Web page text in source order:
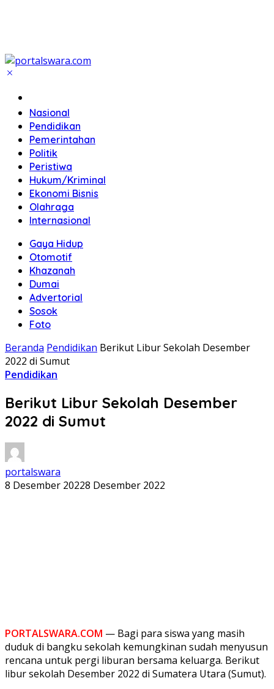
Nasional
Pendidikan
Pemerintahan
Politik
Peristiwa
Hukum/Kriminal
Ekonomi Bisnis
Olahraga
Internasional
Gaya Hidup
Otomotif
Khazanah
Dumai
Advertorial
Sosok
Foto
Beranda Pendidikan Berikut Libur Sekolah Desember
2022 di Sumut
Pendidikan
Berikut Libur Sekolah Desember
2022 di Sumut
portalswara
8 Desember 20228 Desember 2022
PORTALSWARA.COM — Bagi para siswa yang masih
duduk di bangku sekolah kemungkinan sudah menyusun
rencana untuk pergi liburan bersama keluarga. Berikut
libur sekolah Desember 2022 di Sumatera Utara (Sumut).